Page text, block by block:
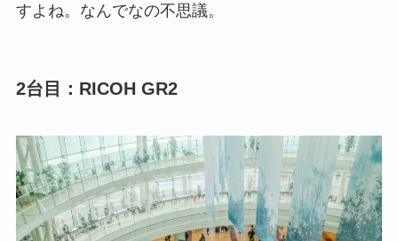
すよね。なんでなの不思議。
2台目：RICOH GR2